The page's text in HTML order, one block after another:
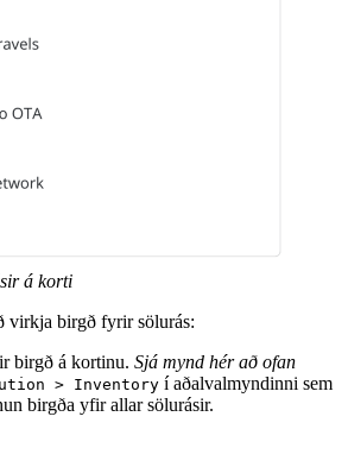
á korti
virkja birgð fyrir sölurás:
birgð á kortinu. Sjá mynd hér að ofan
> Inventory í aðalvalmyndinni sem
birgða yfir allar sölurásir.